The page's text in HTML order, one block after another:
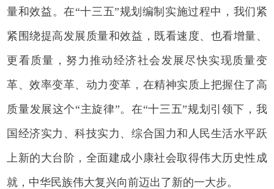
量和效益。在“十三五”规划编制实施过程中，我们紧
紧围绕提高发展质量和效益，既看速度、也看增量、
更看质量，努力推动经济社会发展尽快实现质量变
革、效率变革、动力变革，在精神实质上把握住了高
质量发展这个“主旋律”。在“十三五”规划引领下，我
国经济实力、科技实力、综合国力和人民生活水平跃
上新的大台阶，全面建成小康社会取得伟大历史性成
就，中华民族伟大复兴向前迈出了新的一大步。